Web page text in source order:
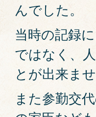
んでした。
当時の記録
ではなく、
とが出来ま
また参勤交